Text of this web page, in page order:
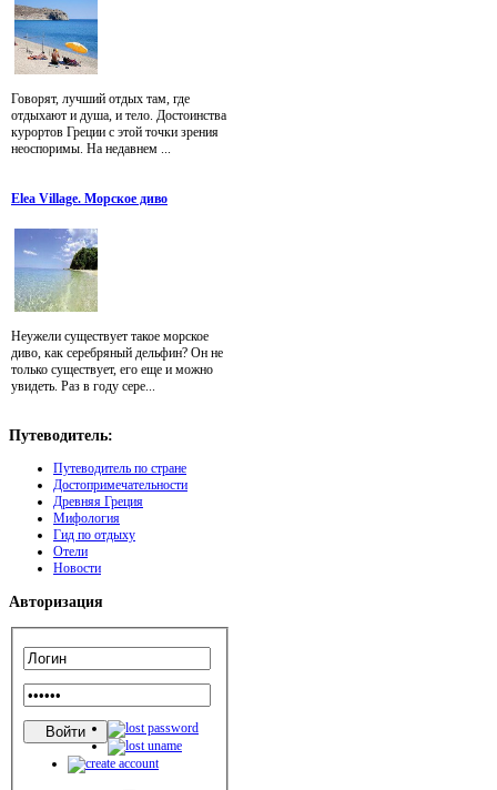
Говорят, лучший отдых там, где
отдыхают и душа, и тело. Достоинства
курортов Греции с этой точки зрения
неоспоримы. На недавнем ...
Elea Village. Морское диво
Неужели существует такое морское
диво, как серебряный дельфин? Он не
только существует, его еще и можно
увидеть. Раз в году сере...
Путеводитель:
Путеводитель по стране
Достопримечательности
Древняя Греция
Мифология
Гид по отдыху
Отели
Новости
Авторизация